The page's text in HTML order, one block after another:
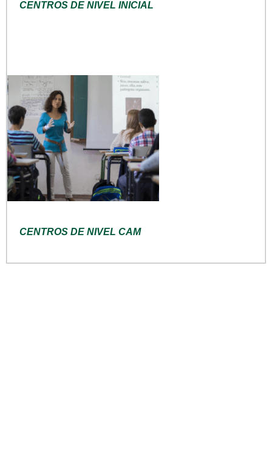
CENTROS DE NIVEL INICIAL
CENTROS DE NIVEL CAM